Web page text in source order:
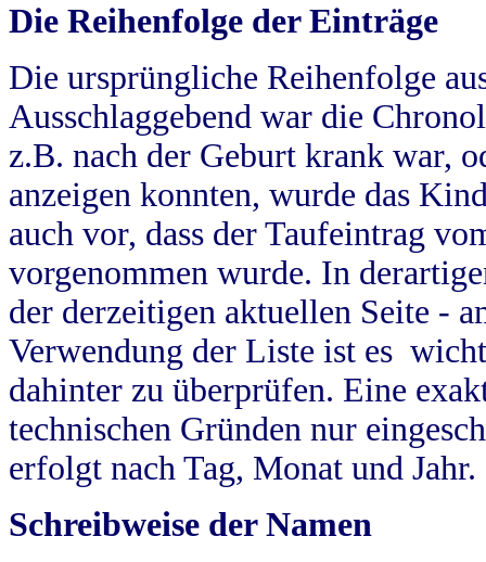
Die Reihenfolge der Einträge
Die ursprüngliche Reihenfolge
Ausschlaggebend war die
z.B. nach der Geburt krank war,
anzeigen konnten, wurde das
auch vor, dass der Taufeintrag
vorgenommen wurde. In
der derzeitigen aktuellen Seite -
Verwendung der Liste ist es
dahinter zu überprüfen. Eine
technischen Gründen nur
erfolgt nach Tag, Monat und Jahr.
Schreibweise der Namen